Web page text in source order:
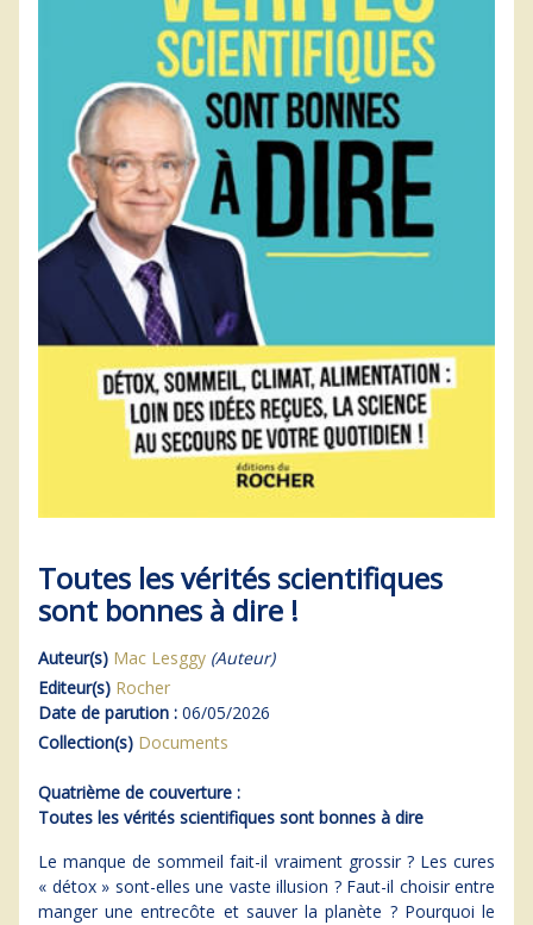
Toutes les vérités scientifiques
sont bonnes à dire !
Auteur(s) Mac Lesggy (Auteur)
Editeur(s) Rocher
Date de parution : 06/05/2026
Collection(s) Documents
Quatrième de couverture :
Toutes les vérités scientifiques sont bonnes à dire
Le manque de sommeil fait-il vraiment grossir ? Les cures
« détox » sont-elles une vaste illusion ? Faut-il choisir entre
manger une entrecôte et sauver la planète ? Pourquoi le